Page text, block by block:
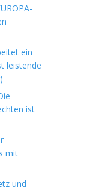
ein
leistende
ist
mit
und